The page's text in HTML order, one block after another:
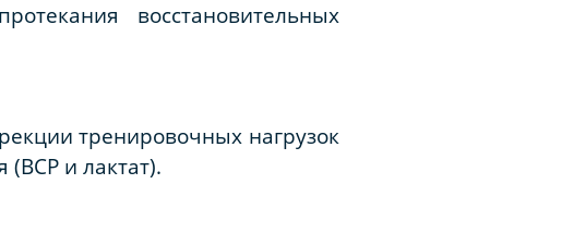
восстановительных
тренировочных нагрузок
(ВСР и лактат).